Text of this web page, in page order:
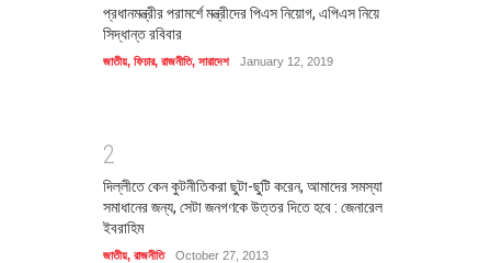
প্রধানমন্ত্রীর পরামর্শে মন্ত্রীদের পিএস নিয়োগ, এপিএস নিয়ে
সিদ্ধান্ত রবিবার
জাতীয়, ফিচার, রাজনীতি, সারাদেশ January 12, 2019
2
দিল্লীতে কেন কুটনীতিকরা ছুটা-ছুটি করেন, আমাদের সমস্যা
সমাধানের জন্য, সেটা জনগণকে উত্তর দিতে হবে : জেনারেল
ইবরাহিম
জাতীয়, রাজনীতি October 27, 2013